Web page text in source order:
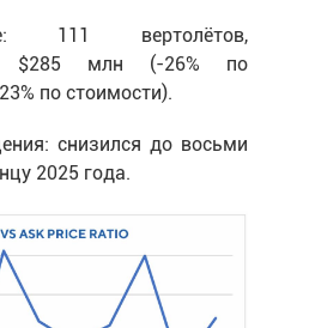
111 вертолётов,
$285 млн (-26% по
по стоимости).
снизился до восьми
2025 года.